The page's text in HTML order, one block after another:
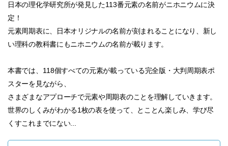
日本の理化学研究所が発見した113番元素の名前がニホニウムに決
定！
元素周期表に、日本オリジナルの名前が刻まれることになり、新し
い理科の教科書にもニホニウムの名前が載ります。
本書では、118個すべての元素が載っている完全版・大判周期表ポ
スターを見ながら、
さまざまなアプローチで元素や周期表のことを理解していきます。
世界のしくみがわかる1枚の表を使って、とことん楽しみ、学び尽
くすこれまでにない...